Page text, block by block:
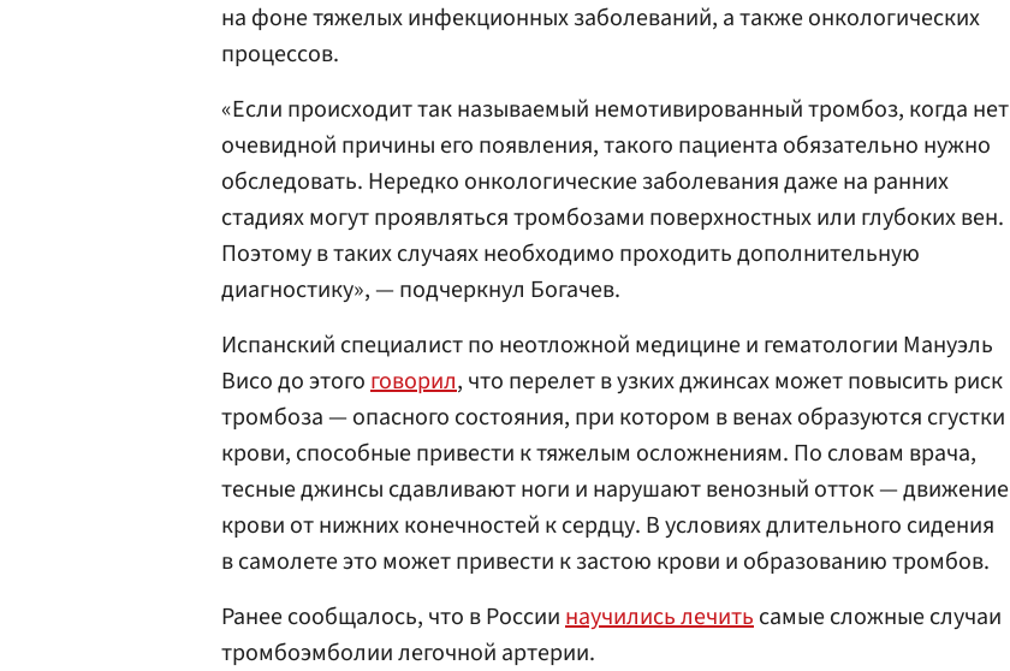
на фоне тяжелых инфекционных заболеваний, а также онкологических
процессов.
«Если происходит так называемый немотивированный тромбоз, когда нет
очевидной причины его появления, такого пациента обязательно нужно
обследовать. Нередко онкологические заболевания даже на ранних
стадиях могут проявляться тромбозами поверхностных или глубоких вен.
Поэтому в таких случаях необходимо проходить дополнительную
диагностику», — подчеркнул Богачев.
Испанский специалист по неотложной медицине и гематологии Мануэль
Висо до этогоговорил, что перелет в узких джинсах может повысить риск
тромбоза — опасного состояния, при котором в венах образуются сгустки
крови, способные привести к тяжелым осложнениям. По словам врача,
тесные джинсы сдавливают ноги и нарушают венозный отток — движение
крови от нижних конечностей к сердцу. В условиях длительного сидения
в самолете это может привести к застою крови и образованию тромбов.
Ранее сообщалось, что в Россиинаучились лечитьсамые сложные случаи
тромбоэмболии легочной артерии.